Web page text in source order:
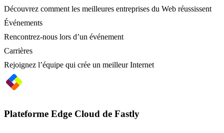
Découvrez comment les meilleures entreprises du Web réussissent
Événements
Rencontrez-nous lors d’un événement
Carrières
Rejoignez l’équipe qui crée un meilleur Internet
Plateforme Edge Cloud de Fastly